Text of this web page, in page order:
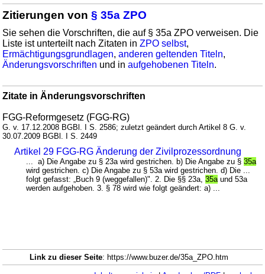
Zitierungen von§ 35a ZPO
Sie sehen die Vorschriften, die auf § 35a ZPO verweisen. Die
Liste ist unterteilt nach Zitaten inZPO selbst,
Ermächtigungsgrundlagen,anderen geltenden Titeln,
Änderungsvorschriften und inaufgehobenen Titeln.
Zitate in Änderungsvorschriften
FGG-Reformgesetz (FGG-RG)
G. v. 17.12.2008 BGBl. I S. 2586; zuletzt geändert durch Artikel 8 G. v.
30.07.2009 BGBl. I S. 2449
Artikel 29 FGG-RG Änderung der Zivilprozessordnung
... a) Die Angabe zu § 23a wird gestrichen. b) Die Angabe zu §35a
wird gestrichen. c) Die Angabe zu § 53a wird gestrichen. d) Die ...
folgt gefasst: „Buch 9 (weggefallen)". 2. Die §§ 23a,35aund 53a
werden aufgehoben. 3. § 78 wird wie folgt geändert: a) ...
Link zu dieser Seite: https://www.buzer.de/35a_ZPO.htm